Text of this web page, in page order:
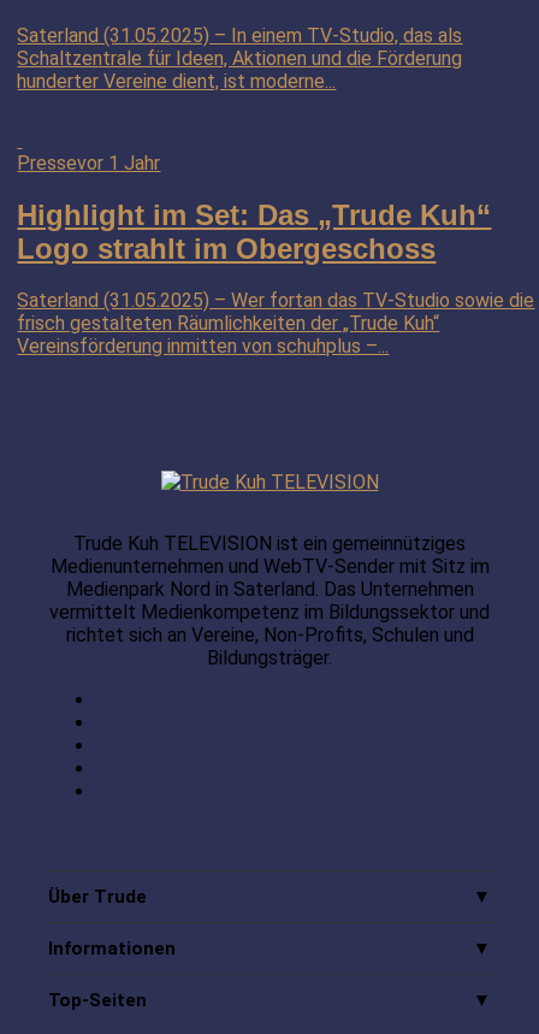
Saterland (31.05.2025) – In einem TV-Studio, das als
Schaltzentrale für Ideen, Aktionen und die Förderung
hunderter Vereine dient, ist moderne...
Pressevor 1 Jahr
Highlight im Set: Das „Trude Kuh“
Logo strahlt im Obergeschoss
Saterland (31.05.2025) – Wer fortan das TV-Studio sowie die
frisch gestalteten Räumlichkeiten der „Trude Kuh“
Vereinsförderung inmitten von schuhplus –...
Trude Kuh TELEVISION ist ein gemeinnütziges
Medienunternehmen und WebTV-Sender mit Sitz im
Medienpark Nord in Saterland. Das Unternehmen
vermittelt Medienkompetenz im Bildungssektor und
richtet sich an Vereine, Non-Profits, Schulen und
Bildungsträger.
Über Trude
Informationen
Top-Seiten